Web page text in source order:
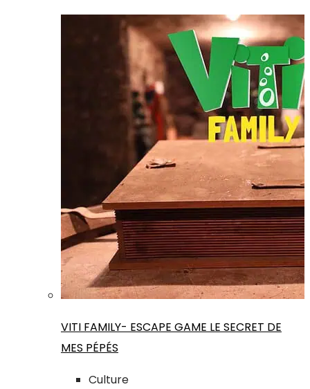
VITI FAMILY- ESCAPE GAME LE SECRET DE
MES PÉPÉS
Culture